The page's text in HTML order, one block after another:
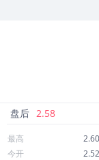
盘后 2.58
最高 2.60
今开
2.52